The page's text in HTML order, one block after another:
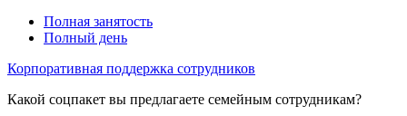
Полная занятость
Полный день
Корпоративная поддержка сотрудников
Какой соцпакет вы предлагаете семейным сотрудникам?